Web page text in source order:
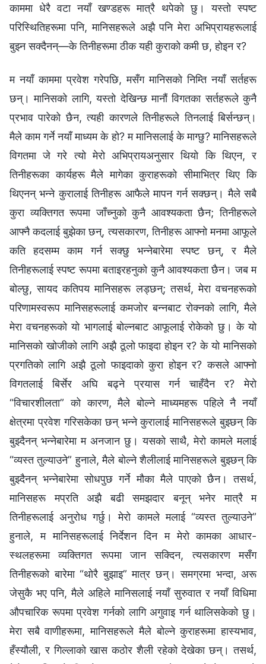
काममा धेरै वटा नयाँ खण्डहरू मात्रै थपेको छु। यस्तो स्पष्ट
परिस्‍थितिहरूमा पनि, मानिसहरूले अझै पनि मेरा अभिप्रायहरूलाई
बुझ्‍न सक्दैनन्—के तिनीहरूमा ठीक यही कुराको कमी छ, होइन र?
म नयाँ काममा प्रवेश गरेपछि, मसँग मानिसको निम्ति नयाँ सर्तहरू
छन्। मानिसको लागि, यस्तो देखिन्छ मानौं विगतका सर्तहरूले कुनै
प्रभाव पारेको छैन, त्यही कारणले तिनीहरूले तिनलाई बिर्सन्छन्।
मैले काम गर्ने नयाँ माध्यम के हो? म मानिसलाई के माग्छु? मानिसहरूले
विगतमा जे गरे त्यो मेरो अभिप्रायअनुसार थियो कि थिएन, र
तिनीहरूका कार्यहरू मैले मागेका कुराहरूको सीमाभित्र थिए कि
थिएनन् भन्‍ने कुरालाई तिनीहरू आफैले मापन गर्न सक्छन्। मैले सबै
कुरा व्यक्तिगत रूपमा जाँच्‍नुको कुनै आवश्यकता छैन; तिनीहरूले
आफ्‍नै कदलाई बुझेका छन्, त्यसकारण, तिनीहरू आफ्‍नो मनमा आफूले
कति हदसम्‍म काम गर्न सक्छु भन्‍नेबारेमा स्पष्ट छन्, र मैले
तिनीहरूलाई स्पष्ट रूपमा बताइरहनुको कुनै आवश्यकता छैन। जब म
बोल्छु, सायद कतिपय मानिसहरू लड्छन्; तसर्थ, मेरा वचनहरूको
परिणामस्वरूप मानिसहरूलाई कमजोर बन्‍नबाट रोक्‍नको लागि, मैले
मेरा वचनहरूको यो भागलाई बोल्नबाट आफूलाई रोकेको छु। के यो
मानिसको खोजीको लागि अझै ठूलो फाइदा होइन र? के यो मानिसको
प्रगतिको लागि अझै ठूलो फाइदाको कुरा होइन र? कसले आफ्नो
विगतलाई बिर्सेर अघि बढ्ने प्रयास गर्न चाहँदैन र? मेरो
“विचारशीलता” को कारण, मैले बोल्‍ने माध्यमहरू पहिले नै नयाँ
क्षेत्रमा प्रवेश गरिसकेका छन् भन्‍ने कुरालाई मानिसहरूले बुझ्छन् कि
बुझ्दैनन् भन्‍नेबारेमा म अनजान छु। यसको साथै, मेरो कामले मलाई
“व्यस्त तुल्याउने” हुनाले, मैले बोल्‍ने शैलीलाई मानिसहरूले बुझ्छन् कि
बुझ्दैनन् भन्‍नेबारेमा सोधपुछ गर्ने मौका मैले पाएको छैन। तसर्थ,
मानिसहरू मप्रति अझै बढी समझदार बनून् भनेर मात्रै म
तिनीहरूलाई अनुरोध गर्छु। मेरो कामले मलाई “व्यस्त तुल्याउने”
हुनाले, म मानिसहरूलाई निर्देशन दिन म मेरो कामका आधार-
स्थलहरूमा व्यक्तिगत रूपमा जान सक्दिन, त्यसकारण मसँग
तिनीहरूको बारेमा “थोरै बुझाइ” मात्र छन्। समग्रमा भन्दा, अरू
जेसुकै भए पनि, मैले अहिले मानिसलाई नयाँ सुरुवात र नयाँ विधिमा
औपचारिक रूपमा प्रवेश गर्नको लागि अगुवाइ गर्न थालिसकेको छु।
मेरा सबै वाणीहरूमा, मानिसहरूले मैले बोल्‍ने कुराहरूमा हास्यभाव,
हँस्यौली, र गिल्‍लाको खास कठोर शैली रहेको देखेका छन्। तसर्थ,